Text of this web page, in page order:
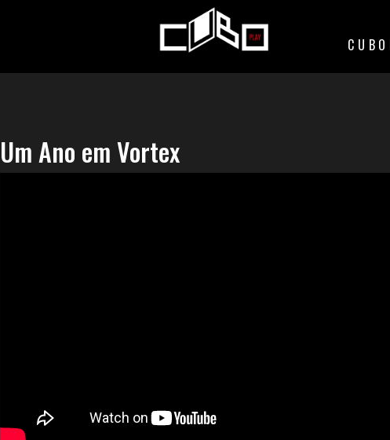
Um Ano em Vortex